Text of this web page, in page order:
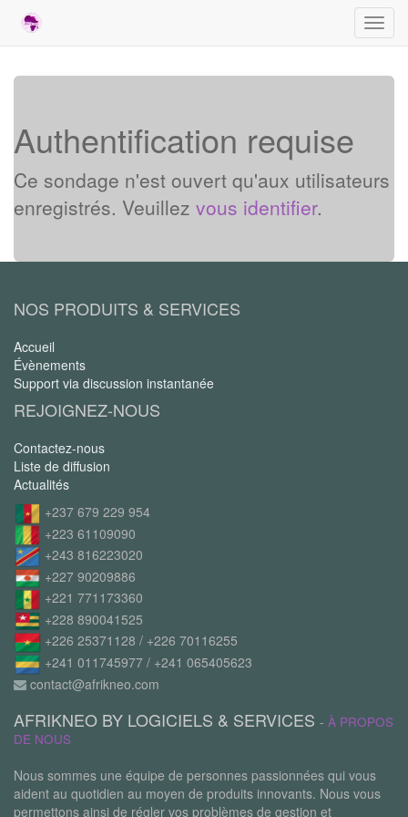
la
Authentification requise
Ce sondage n'est ouvert qu'aux utilisateurs
enregistrés. Veuillez vous identifier.
NOS PRODUITS & SERVICES
Accueil
Évènements
Support via discussion instantanée
REJOIGNEZ-NOUS
Contactez-nous
Liste de diffusion
Actualités
+237 679 229 954
+223 61109090
+243 816223020
+227 90209886
+221 771173360
+228 890041525
+226 25371128 / +226 70116255
+241 011745977 / +241 065405623
contact@afrikneo.com
AFRIKNEO BY LOGICIELS & SERVICES - À PROPOS
DE NOUS
Nous sommes une équipe de personnes passionnées qui vous
aident au quotidien au moyen de produits innovants. Nous vous
permettons ainsi de régler vos problèmes de gestion et